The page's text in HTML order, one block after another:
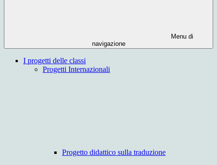
Menu di
navigazione
I progetti delle classi
Progetti Internazionali
Progetto didattico sulla traduzione